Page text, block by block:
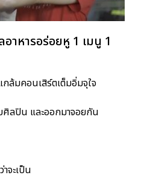
าหารอร่อยหู 1 เมนู 1
ล้มคอนเสิร์ตเต็มอิ่มจุใจ
ศิลปิน และออกมาจอยกัน
จะเป็น